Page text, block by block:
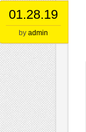
01.28.19
by admin